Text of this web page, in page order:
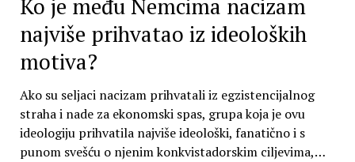
Ko je među Nemcima nacizam
najviše prihvatao iz ideoloških
motiva?
Ako su seljaci nacizam prihvatali iz egzistencijalnog
straha i nade za ekonomski spas, grupa koja je ovu
ideologiju prihvatila najviše ideološki, fanatično i s
punom svešću o njenim konkvistadorskim ciljevima,…